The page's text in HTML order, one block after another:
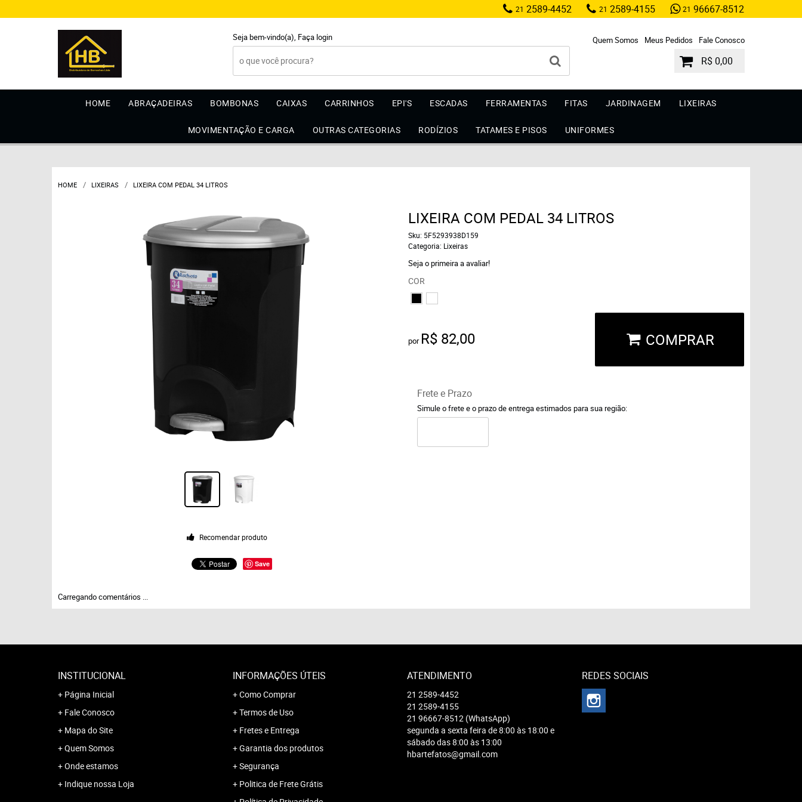
21 2589-4452 21 2589-4155 21 96667-8512
Seja bem-vindo(a), Faça login Quem Somos Meus Pedidos Fale Conosco
R$ 0,00
HOME ABRAÇADEIRAS BOMBONAS CAIXAS CARRINHOS EPI'S ESCADAS FERRAMENTAS FITAS JARDINAGEM LIXEIRAS
MOVIMENTAÇÃO E CARGA OUTRAS CATEGORIAS RODÍZIOS TATAMES E PISOS UNIFORMES
HOME LIXEIRAS LIXEIRA COM PEDAL 34 LITROS
Recomendar produto
Save
LIXEIRA COM PEDAL 34 LITROS
Sku: 5F5293938D159
Categoria: Lixeiras
Seja o primeira a avaliar!
COR
por R$ 82,00 COMPRAR
Frete e Prazo
Simule o frete e o prazo de entrega estimados para sua região:
Carregando comentários ...
INSTITUCIONAL
Página Inicial
Fale Conosco
Mapa do Site
Quem Somos
Onde estamos
Indique nossa Loja
INFORMAÇÕES ÚTEIS
Como Comprar
Termos de Uso
Fretes e Entrega
Garantia dos produtos
Segurança
Politica de Frete Grátis
ATENDIMENTO
21 2589-4452
21 2589-4155
21 96667-8512 (WhatsApp)
segunda a sexta feira de 8:00 às 18:00 e
sábado das 8:00 às 13:00
hbartefatos@gmail.com
REDES SOCIAIS